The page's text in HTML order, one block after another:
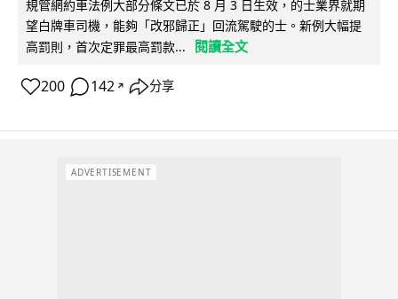
規管網約車法例大部分條文已於 8 月 3 日生效，的士業界就期
望白牌車司機，能夠「改邪歸正」回流駕駛的士。新例大幅提
高罰則，首次定罪最高罰款...
閱讀全文
200 142 ↗ 分享
ADVERTISEMENT